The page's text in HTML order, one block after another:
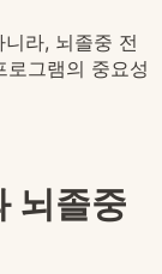
라, 뇌졸중 전
그램의 중요성
뇌졸중